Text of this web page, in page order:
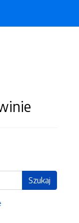
Szukaj